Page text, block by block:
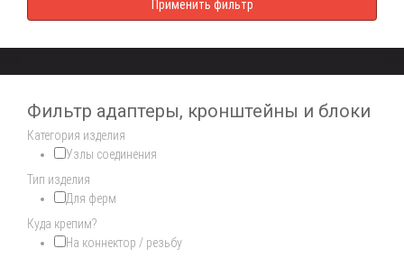
Фильтр адаптеры, кронштейны и блоки
Категория изделия
Узлы соединения
Тип изделия
Для ферм
Куда крепим?
На коннектор / резьбу